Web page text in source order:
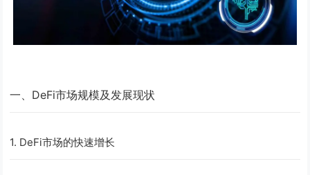
一、DeFi市场规模及发展现状
1. DeFi市场的快速增长